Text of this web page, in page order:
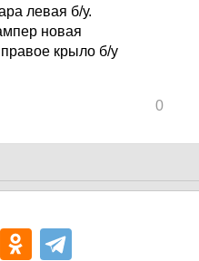
левая б/у.
новая
крыло б/у
0